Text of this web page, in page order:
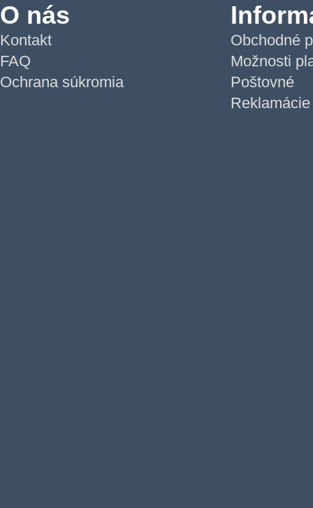
O nás
Kontakt
FAQ
Ochrana súkromia
Obchodné
Možnosti
Poštovné
Reklamácie